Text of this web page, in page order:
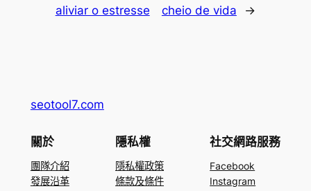
aliviar o estresse
cheio de vida
→
seotool7.com
關於
團隊介紹
發展沿革
隱私權
隱私權政策
條款及條件
社交網路服務
Facebook
Instagram